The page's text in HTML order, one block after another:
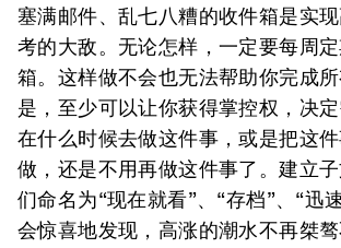
塞满邮件、乱七八糟的收件箱是实
考的大敌。无论怎样，一定要每周
箱。这样做不会也无法帮助你完成
是，至少可以让你获得掌控权，决定
在什么时候去做这件事，或是把这
做，还是不用再做这件事了。建立
们命名为“现在就看”、“存档”、“迅
会惊喜地发现，高涨的潮水不再桀